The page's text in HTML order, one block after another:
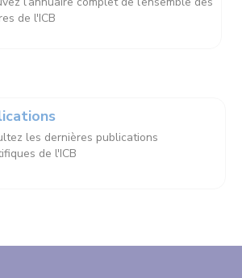
de l'ICB
les dernières publications
de l'ICB